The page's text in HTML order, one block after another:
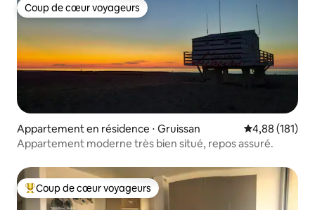
Coup de cœur voyageurs
Coup de cœur voyageurs
Appartement en résidence ⋅ Gruissan Évaluation
4,88 (181)
Appartement moderne très bien situé, repos assuré.
Coups de cœur voyageurs les plus appréciés
Coup de cœur voyageurs